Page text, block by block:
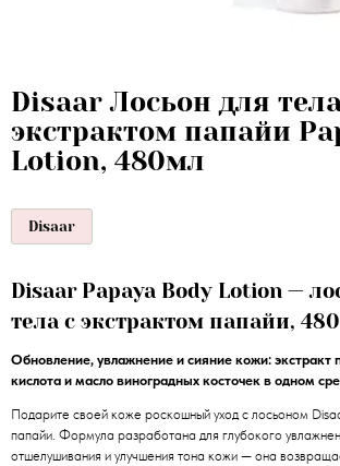
Disaar Лосьон для
экстрактом папайи
Lotion, 480мл
Disaar
Disaar Papaya Body Lotion —
тела с экстрактом папайи,
Обновление, увлажнение и сияние кожи: экстракт
кислота и масло виноградных косточек в одном
Подарите своей коже роскошный уход с лосьоном
папайи. Формула разработана для глубокого
отшелушивания и улучшения тона кожи — она